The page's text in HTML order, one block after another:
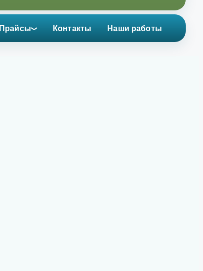
Прайсы Контакты Наши работы